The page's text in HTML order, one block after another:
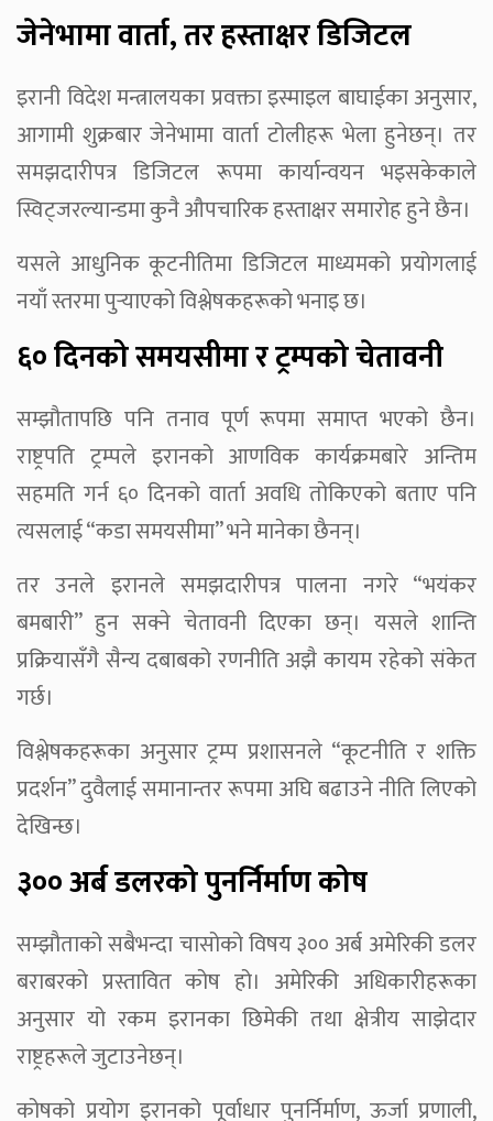
जेनेभामा वार्ता, तर हस्ताक्षर डिजिटल
इरानी विदेश मन्त्रालयका प्रवक्ता इस्माइल बाघाईका अनुसार,
आगामी शुक्रबार जेनेभामा वार्ता टोलीहरू भेला हुनेछन्। तर
समझदारीपत्र डिजिटल रूपमा कार्यान्वयन भइसकेकाले
स्विट्जरल्यान्डमा कुनै औपचारिक हस्ताक्षर समारोह हुने छैन।
यसले आधुनिक कूटनीतिमा डिजिटल माध्यमको प्रयोगलाई
नयाँ स्तरमा पुर्‍याएको विश्लेषकहरूको भनाइ छ।
६० दिनको समयसीमा र ट्रम्पको चेतावनी
सम्झौतापछि पनि तनाव पूर्ण रूपमा समाप्त भएको छैन।
राष्ट्रपति ट्रम्पले इरानको आणविक कार्यक्रमबारे अन्तिम
सहमति गर्न ६० दिनको वार्ता अवधि तोकिएको बताए पनि
त्यसलाई “कडा समयसीमा” भने मानेका छैनन्।
तर उनले इरानले समझदारीपत्र पालना नगरे “भयंकर
बमबारी” हुन सक्ने चेतावनी दिएका छन्। यसले शान्ति
प्रक्रियासँगै सैन्य दबाबको रणनीति अझै कायम रहेको संकेत
गर्छ।
विश्लेषकहरूका अनुसार ट्रम्प प्रशासनले “कूटनीति र शक्ति
प्रदर्शन” दुवैलाई समानान्तर रूपमा अघि बढाउने नीति लिएको
देखिन्छ।
३०० अर्ब डलरको पुनर्निर्माण कोष
सम्झौताको सबैभन्दा चासोको विषय ३०० अर्ब अमेरिकी डलर
बराबरको प्रस्तावित कोष हो। अमेरिकी अधिकारीहरूका
अनुसार यो रकम इरानका छिमेकी तथा क्षेत्रीय साझेदार
राष्ट्रहरूले जुटाउनेछन्।
कोषको प्रयोग इरानको पूर्वाधार पुनर्निर्माण, ऊर्जा प्रणाली,